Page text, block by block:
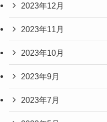
2023年12月
2023年11月
2023年10月
2023年9月
2023年7月